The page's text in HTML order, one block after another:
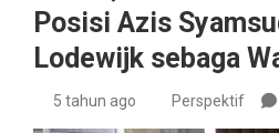
Posisi Azis
Lodewijk sebaga
5 tahun ago Perspektif